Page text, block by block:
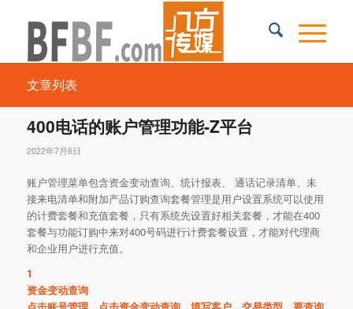
文章列表
400电话的账户管理功能-Z平台
2022年7月6日
账户管理菜单包含资金变动查询、统计报表、 通话记录清单、未
接来电清单和附加产品订购查询套餐管理是用户设置系统可以使用
的计费套餐和充值套餐，只有系统先设置好相关套餐，才能在400
套餐与功能订购中来对400号码进行计费套餐设置，才能对代理商
和企业用户进行充值。
1
资金变动查询